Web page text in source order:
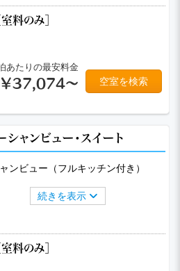
料のみ］
あたりの最安料金
￥37,074～ 空室を検索
シャンビュー・スイート
ンビュー（フルキッチン付き）
続きを表示
料のみ］